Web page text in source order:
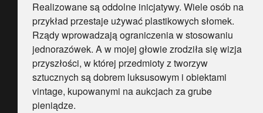
Realizowane są oddolne inicjatywy. Wiele osób na
przykład przestaje używać plastikowych słomek.
Rządy wprowadzają ograniczenia w stosowaniu
jednorazówek. A w mojej głowie zrodziła się wizja
przyszłości, w której przedmioty z tworzyw
sztucznych są dobrem luksusowym i obiektami
vintage, kupowanymi na aukcjach za grube
pieniądze.